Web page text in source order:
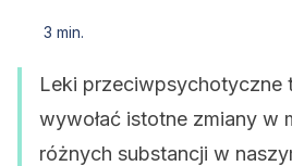
3 min.
Leki przeciwpsychotyczne
wywołać istotne zmiany w
różnych substancji w